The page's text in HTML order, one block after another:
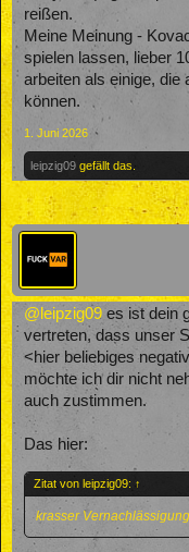
reißen.
Meine Meinung -
spielen lassen, lieber
arbeiten als einige, die
können.
1. Juni 2026
leipzig09 gefällt das.
@leipzig09 es ist dein
vertreten, dass unser
<hier beliebiges
möchte ich dir nicht
auch zustimmen.
Das hier:
Zitat von leipzig09: ↑
krasser